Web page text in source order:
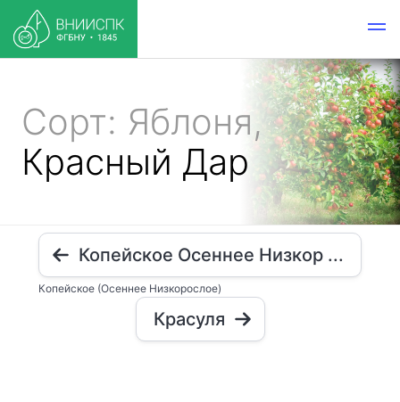
Сорт: Яблоня,
Красный Дар
Копейское Осеннее Низкор ...
Копейское (Осеннее Низкорослое)
Красуля